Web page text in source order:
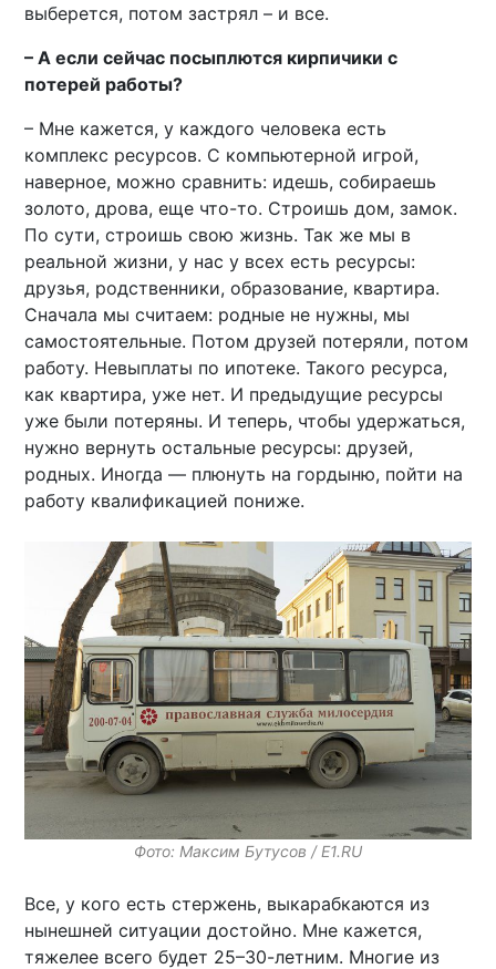
выберется, потом застрял – и все.
– А если сейчас посыплются кирпичики с
потерей работы?
– Мне кажется, у каждого человека есть
комплекс ресурсов. С компьютерной игрой,
наверное, можно сравнить: идешь, собираешь
золото, дрова, еще что-то. Строишь дом, замок.
По сути, строишь свою жизнь. Так же мы в
реальной жизни, у нас у всех есть ресурсы:
друзья, родственники, образование, квартира.
Сначала мы считаем: родные не нужны, мы
самостоятельные. Потом друзей потеряли, потом
работу. Невыплаты по ипотеке. Такого ресурса,
как квартира, уже нет. И предыдущие ресурсы
уже были потеряны. И теперь, чтобы удержаться,
нужно вернуть остальные ресурсы: друзей,
родных. Иногда — плюнуть на гордыню, пойти на
работу квалификацией пониже.
Фото: Максим Бутусов / E1.RU
Все, у кого есть стержень, выкарабкаются из
нынешней ситуации достойно. Мне кажется,
тяжелее всего будет 25–30-летним. Многие из